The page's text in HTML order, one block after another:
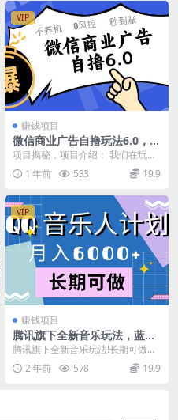
VIP
赚钱项目
微信商业广告自撸玩法6.0，不
养机，0封控，单号50+可矩阵
操作
项目揭秘，项目介绍： 我们在玩微
信小程序里的游戏的时候，很多游
戏他都会弹出广告，...
1 年前 533 19.9
VIP
赚钱项目
腾讯旗下全新音乐玩法，蓝海
赛道，月入6000+
腾讯旗下全新音乐玩法!长期可做，
暴利项目，蓝海赛道，入场即赚钱
1.项目介绍 2...
2 年前 578 19.9